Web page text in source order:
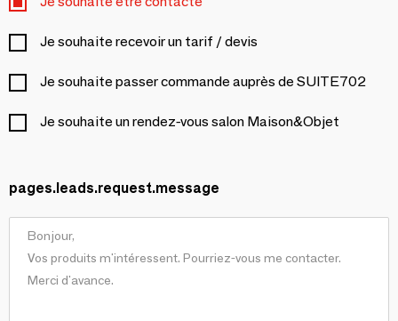
Je souhaite recevoir un tarif / devis
Je souhaite passer commande auprès de SUITE702
Je souhaite un rendez-vous salon Maison&Objet
pages.leads.request.message